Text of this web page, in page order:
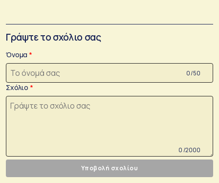
Γράψτε το σχόλιο σας
Όνομα
0 /50
Σχόλιο
0 /2000
Υποβολή σχολίου